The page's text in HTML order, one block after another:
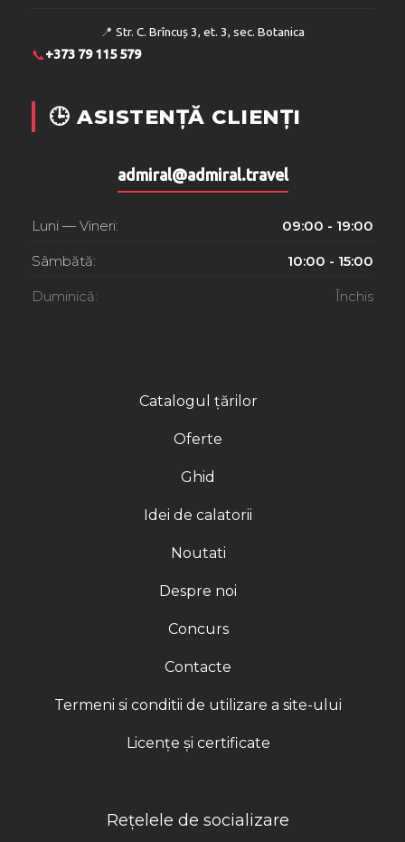
Catalogul țărilor
Oferte
Ghid
Idei de calatorii
Noutati
Despre noi
Concurs
Contacte
Termeni si conditii de utilizare a site-ului
Licențe și certificate
Rețelele de socializare
📍 Str. C. Brîncuș 3, et. 3, sec. Botanica
📞+373 79 115 579
🕒 ASISTENȚĂ CLIENȚI
admiral@admiral.travel
Luni — Vineri: 09:00 - 19:00
Sâmbătă: 10:00 - 15:00
Duminică: Închis